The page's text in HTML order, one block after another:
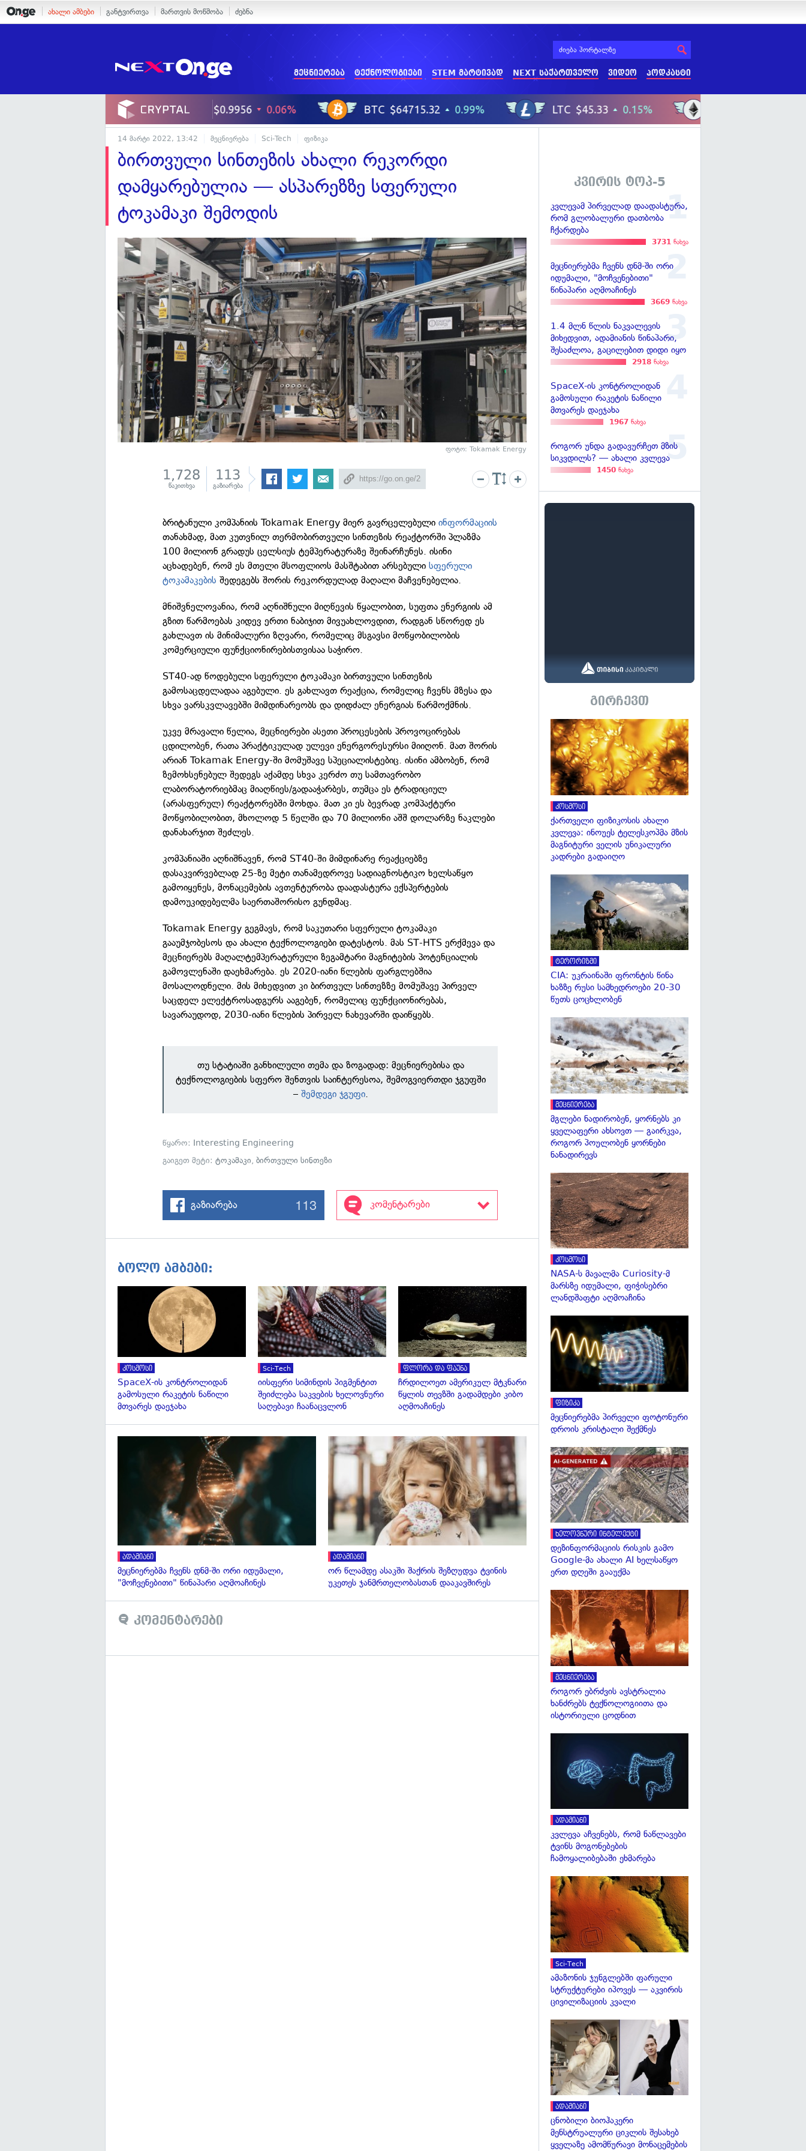
ახალი ამბები განტვირთვა მართვის მოწმობა ძებნა
მეცნიერება ტექნოლოგიები STEM მარტივად NEXT საქართველო ვიდეო პოდკასტი
14 მარტი 2022, 13:42 მეცნიერება Sci-Tech ფიზიკა
ბირთვული სინთეზის ახალი რეკორდი
დამყარებულია — ასპარეზზე სფერული
ტოკამაკი შემოდის
ფოტო: Tokamak Energy
1,728
წაკითხვა
113
გაზიარება
ბრიტანული კომპანიის Tokamak Energy მიერ გავრცელებულიინფორმაციის
თანახმად, მათ კუთვნილ თერმობირთვული სინთეზის რეაქტორში პლაზმა
100 მილიონ გრადუს ცელსიუს ტემპერატურაზე შეინარჩუნეს. ისინი
აცხადებენ, რომ ეს მთელი მსოფლიოს მასშტაბით არსებულისფერული
ტოკამაკების შედეგებს შორის რეკორდულად მაღალი მაჩვენებელია.
მნიშვნელოვანია, რომ აღნიშნული მიღწევის წყალობით, სუფთა ენერგიის ამ
გზით წარმოებას კიდევ ერთი ნაბიჯით მივუახლოვდით, რადგან სწორედ ეს
გახლავთ ის მინიმალური ზღვარი, რომელიც მსგავსი მოწყობილობის
კომერციული ფუნქციონირებისთვისაა საჭირო.
ST40-ად წოდებული სფერული ტოკამაკი ბირთვული სინთეზის
გამოსაცდელადაა აგებული. ეს გახლავთ რეაქცია, რომელიც ჩვენს მზესა და
სხვა ვარსკვლავებში მიმდინარეობს და დიდძალ ენერგიას წარმოქმნის.
უკვე მრავალი წელია, მეცნიერები ასეთი პროცესების პროვოცირებას
ცდილობენ, რათა პრაქტიკულად ულევი ენერგორესურსი მიიღონ. მათ შორის
არიან Tokamak Energy-ში მომუშავე სპეციალისტებიც. ისინი ამბობენ, რომ
ზემოხსენებულ შედეგს აქამდე სხვა კერძო თუ სამთავრობო
ლაბორატორიებმაც მიაღწიეს/გადააჭარბეს, თუმცა ეს ტრადიციულ
(არასფერულ) რეაქტორებში მოხდა. მათ კი ეს ბევრად კომპაქტური
მოწყობილობით, მხოლოდ 5 წელში და 70 მილიონი აშშ დოლარზე ნაკლები
დანახარჯით შეძლეს.
კომპანიაში აღნიშნავენ, რომ ST40-ში მიმდინარე რეაქციებზე
დასაკვირვებლად 25-ზე მეტი თანამედროვე სადიაგნოსტიკო ხელსაწყო
გამოიყენეს, მონაცემების ავთენტურობა დაადასტურა ექსპერტების
დამოუკიდებელმა საერთაშორისო გუნდმაც.
Tokamak Energy გეგმავს, რომ საკუთარი სფერული ტოკამაკი
გააუმჯობესოს და ახალი ტექნოლოგიები დატესტოს. მას ST-HTS ერქმევა და
მეცნიერებს მაღალტემპერატურული ზეგამტარი მაგნიტების პოტენციალის
გამოვლენაში დაეხმარება. ეს 2020-იანი წლების ფარგლებშია
მოსალოდნელი. მის მიხედვით კი ბირთვულ სინთეზზე მომუშავე პირველ
საცდელ ელექტროსადგურს ააგებენ, რომელიც ფუნქციონირებას,
სავარაუდოდ, 2030-იანი წლების პირველ ნახევარში დაიწყებს.
თუ სტატიაში განხილული თემა და ზოგადად: მეცნიერებისა და
ტექნოლოგიების სფერო შენთვის საინტერესოა, შემოგვიერთდი ჯგუფში
–შემდეგი ჯგუფი.
წყარო: Interesting Engineering
გაიგეთ მეტი:ტოკამაკი,ბირთვული სინთეზი
გაზიარება 113 კომენტარები
ბოლო ამბები:
გადახედვა
კოსმოსი
SpaceX-ის კონტროლიდან
გამოსული რაკეტის ნაწილი
მთვარეს დაეჯახა
Sci-Tech
იისფერი სიმინდის პიგმენტით
შეიძლება საკვების ხელოვნური
საღებავი ჩაანაცვლონ
გადახედვა
ფლორა და ფაუნა
ჩრდილოეთ ამერიკულ მტკნარი
წყლის თევზში გადამდები კიბო
აღმოაჩინეს
გადახედვა
ადამიანი
მეცნიერებმა ჩვენს დნმ-ში ორი იდუმალი,
"მოჩვენებითი" წინაპარი აღმოაჩინეს
გადახედვა
ადამიანი
ორ წლამდე ასაკში შაქრის შეზღუდვა ტვინის
უკეთეს ჯანმრთელობასთან დააკავშირეს
კომენტარები
კვირის ტოპ-5
კვლევამ პირველად დაადასტურა,
რომ გლობალური დათბობა
ჩქარდება
3731 ნახვა
მეცნიერებმა ჩვენს დნმ-ში ორი
იდუმალი, "მოჩვენებითი"
წინაპარი აღმოაჩინეს
3669 ნახვა
1.4 მლნ წლის ნაკვალევის
მიხედვით, ადამიანის წინაპარი,
შესაძლოა, გაცილებით დიდი იყო
2918 ნახვა
SpaceX-ის კონტროლიდან
გამოსული რაკეტის ნაწილი
მთვარეს დაეჯახა
1967 ნახვა
როგორ უნდა გადავურჩეთ მზის
სიკვდილს? — ახალი კვლევა
1450 ნახვა
გირჩევთ
კოსმოსი
ქართველი ფიზიკოსის ახალი
კვლევა: ინოუეს ტელესკოპმა მზის
მაგნიტური ველის უნიკალური
კადრები გადაიღო
ტერორიზმი
CIA: უკრაინაში ფრონტის წინა
ხაზზე რუსი სამხედროები 20-30
წუთს ცოცხლობენ
მეცნიერება
მგლები ნადირობენ, ყორნებს კი
ყველაფერი ახსოვთ — გაირკვა,
როგორ პოულობენ ყორნები
ნანადირევს
კოსმოსი
NASA-ს მავალმა Curiosity-მ
მარსზე იდუმალი, ფიჭისებრი
ლანდშაფტი აღმოაჩინა
ფიზიკა
მეცნიერებმა პირველი ფოტონური
დროის კრისტალი შექმნეს
ხელოვნური ინტელექტი
დეზინფორმაციის რისკის გამო
Google-მა ახალი AI ხელსაწყო
ერთ დღეში გააუქმა
მეცნიერება
როგორ ებრძვის ავსტრალია
ხანძრებს ტექნოლოგიითა და
ისტორიული ცოდნით
ადამიანი
კვლევა აჩვენებს, რომ ნაწლავები
ტვინს მოგონებების
ჩამოყალიბებაში ეხმარება
Sci-Tech
ამაზონის ჯუნგლებში ფარული
სტრუქტურები იპოვეს — აკვირის
ცივილიზაციის კვალი
ადამიანი
ცნობილი ბიოჰაკერი
მენსტრუალური ციკლის შესახებ
ყველაზე ამომწურავი მონაცემების